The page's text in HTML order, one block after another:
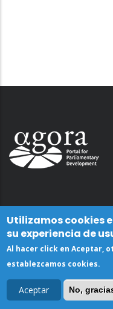
Utilizamos cookies
su experiencia de
Al hacer click en Aceptar,
establezcamos cookies.
Aceptar No,